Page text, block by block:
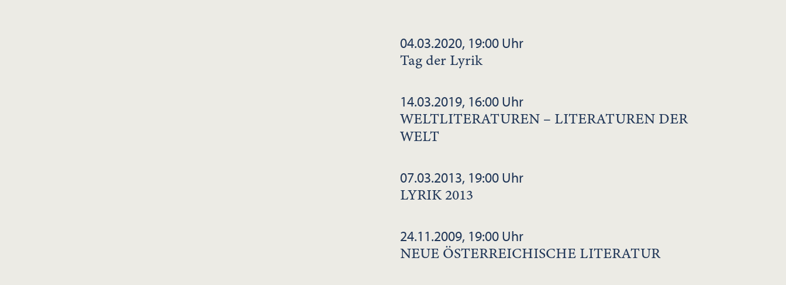
04.03.2020, 19:00 Uhr
Tag der Lyrik
14.03.2019, 16:00 Uhr
WELTLITERATUREN – LITERATUREN DER
WELT
07.03.2013, 19:00 Uhr
LYRIK 2013
24.11.2009, 19:00 Uhr
NEUE ÖSTERREICHISCHE LITERATUR